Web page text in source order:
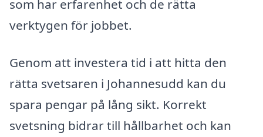
som har erfarenhet och de rätta
verktygen för jobbet.
Genom att investera tid i att hitta den
rätta svetsaren i Johannesudd kan du
spara pengar på lång sikt. Korrekt
svetsning bidrar till hållbarhet och kan